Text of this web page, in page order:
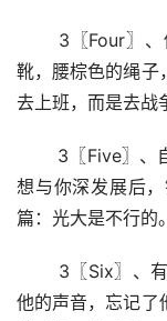
靴，腰棕色的绳子
去上班，而是去战
想与你深发展后
篇：光大是不行的。
他的声音，忘记了